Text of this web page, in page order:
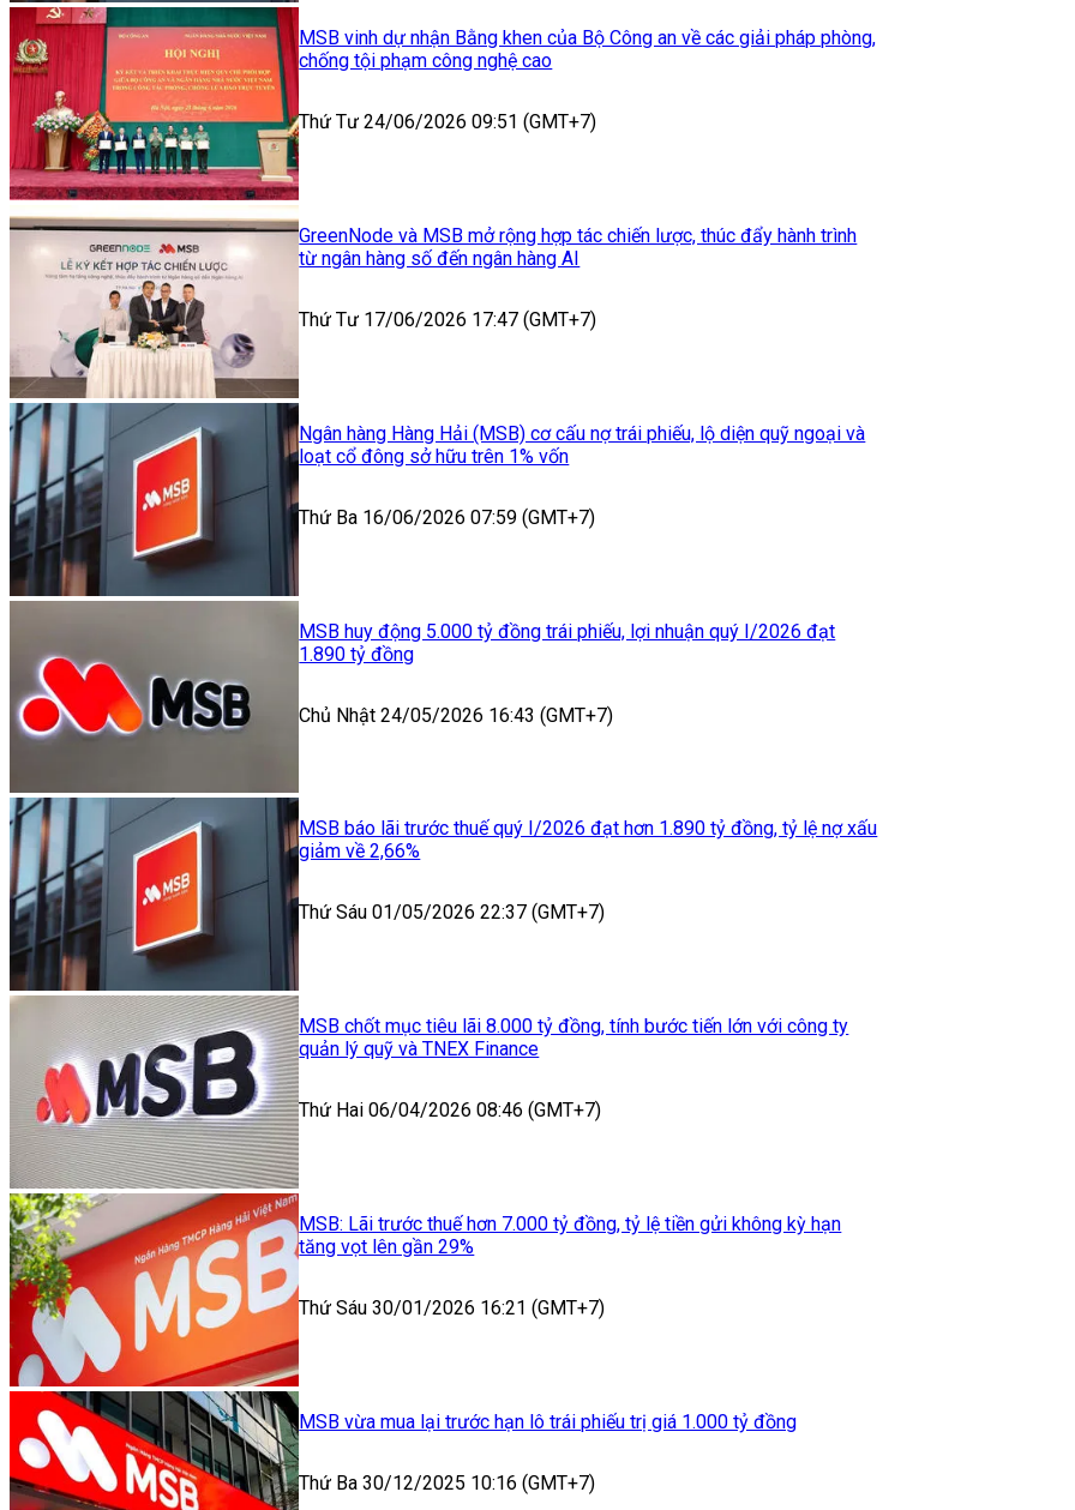
MSB vinh dự nhận Bằng khen của Bộ Công an về các giải pháp phòng,
chống tội phạm công nghệ cao
Thứ Tư 24/06/2026 09:51 (GMT+7)
GreenNode và MSB mở rộng hợp tác chiến lược, thúc đẩy hành trình
từ ngân hàng số đến ngân hàng AI
Thứ Tư 17/06/2026 17:47 (GMT+7)
Ngân hàng Hàng Hải (MSB) cơ cấu nợ trái phiếu, lộ diện quỹ ngoại và
loạt cổ đông sở hữu trên 1% vốn
Thứ Ba 16/06/2026 07:59 (GMT+7)
MSB huy động 5.000 tỷ đồng trái phiếu, lợi nhuận quý I/2026 đạt
1.890 tỷ đồng
Chủ Nhật 24/05/2026 16:43 (GMT+7)
MSB báo lãi trước thuế quý I/2026 đạt hơn 1.890 tỷ đồng, tỷ lệ nợ xấu
giảm về 2,66%
Thứ Sáu 01/05/2026 22:37 (GMT+7)
MSB chốt mục tiêu lãi 8.000 tỷ đồng, tính bước tiến lớn với công ty
quản lý quỹ và TNEX Finance
Thứ Hai 06/04/2026 08:46 (GMT+7)
MSB: Lãi trước thuế hơn 7.000 tỷ đồng, tỷ lệ tiền gửi không kỳ hạn
tăng vọt lên gần 29%
Thứ Sáu 30/01/2026 16:21 (GMT+7)
MSB vừa mua lại trước hạn lô trái phiếu trị giá 1.000 tỷ đồng
Thứ Ba 30/12/2025 10:16 (GMT+7)